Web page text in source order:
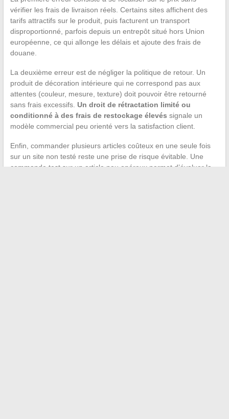
vérifier les frais de livraison réels. Certains sites affichent des
tarifs attractifs sur le produit, puis facturent un transport
disproportionné, parfois depuis un entrepôt situé hors Union
européenne, ce qui allonge les délais et ajoute des frais de
douane.
La deuxième erreur est de négliger la politique de retour. Un
produit de décoration intérieure qui ne correspond pas aux
attentes (couleur, mesure, texture) doit pouvoir être retourné
sans frais excessifs. Un droit de rétractation limité ou
conditionné à des frais de restockage élevés signale un
modèle commercial peu orienté vers la satisfaction client.
Enfin, commander plusieurs articles coûteux en une seule fois
sur un site non testé reste une prise de risque évitable. Une
commande test sur un article peu onéreux permet d’évaluer la